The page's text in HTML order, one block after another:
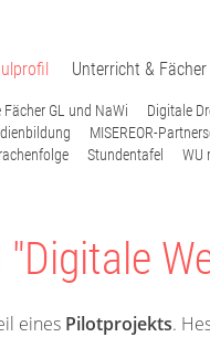
Fächer GL und NaWi Digitale
MISEREOR-
Stundentafel WU
Unterricht & Fächer
eines Pilotprojekts.